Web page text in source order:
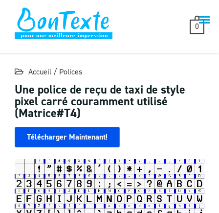
content
0
Accueil / Polices
Une police de reçu de taxi de style
pixel carré couramment utilisé
(Matrice#T4)
Télécharger Maintenant!